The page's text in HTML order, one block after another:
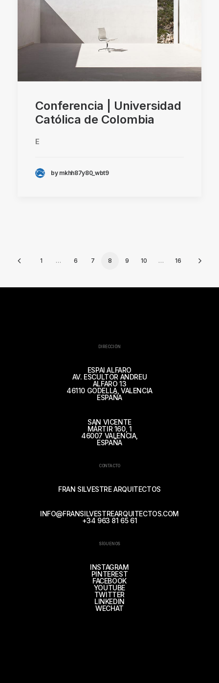
Conferencia | Universidad
Católica de Colombia
E
by mkhh87y80_wbt9
1 … 6 7 8 9 10 … 16
DIRECCIÓN
ESPAI ALFARO
AV. ESCULTOR ANDREU
ALFARO 13
46110 GODELLA, VALENCIA
ESPAÑA
SAN VICENTE
MÁRTIR 160, 1
46007 VALENCIA,
ESPAÑA
CONTACTO
FRAN SILVESTRE ARQUITECTOS
INFO@FRANSILVESTREARQUITECTOS.COM
+34 963 81 65 61
SÍGUENOS
INSTAGRAM
PINTEREST
FACEBOOK
YOUTUBE
TWITTER
LINKEDIN
WECHAT